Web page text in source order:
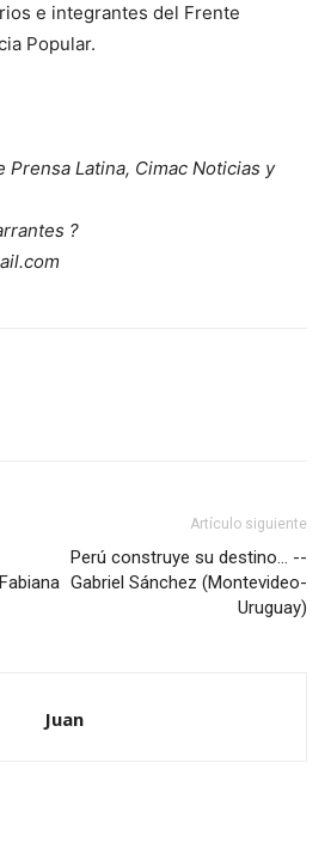
e integrantes del Frente
Popular.
Prensa Latina, Cimac Noticias y
?
Artículo siguiente
Perú construye su destino… --
Gabriel Sánchez (Montevideo-
Uruguay)
Juan